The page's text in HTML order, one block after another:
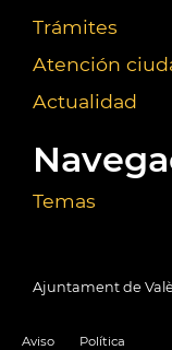
Trámites
Atención
Actualidad
Temas
Ajuntament de
Aviso Política